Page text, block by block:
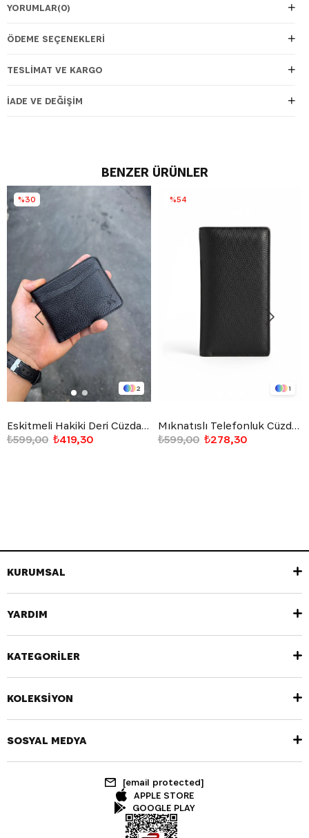
YORUMLAR(0)
ÖDEME SEÇENEKLERI
TESLIMAT VE KARGO
İADE VE DEĞIŞIM
BENZER ÜRÜNLER
2
Eskitmeli Hakiki Deri Cüzdan Siyah
₺419,30
₺599,00
%30
1
Mıknatıslı Telefonluk Cüzdan Siyah
₺278,30
₺599,00
%54
KURUMSAL
YARDIM
KATEGORİLER
KOLEKSİYON
SOSYAL MEDYA
[email protected]
APPLE STORE
GOOGLE PLAY